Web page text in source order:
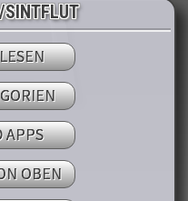
SINTFLUT
APPS
OBEN